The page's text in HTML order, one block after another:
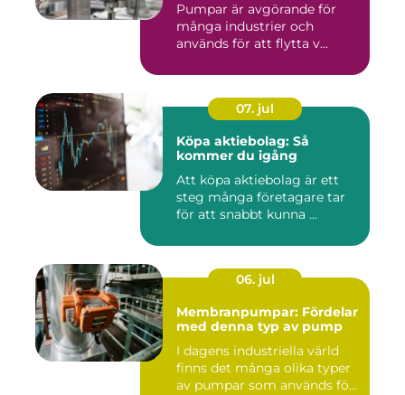
Pumpar är avgörande för
många industrier och
används för att flytta v...
07. jul
Köpa aktiebolag: Så
kommer du igång
Att köpa aktiebolag är ett
steg många företagare tar
för att snabbt kunna ...
06. jul
Membranpumpar: Fördelar
med denna typ av pump
I dagens industriella värld
finns det många olika typer
av pumpar som används fö...